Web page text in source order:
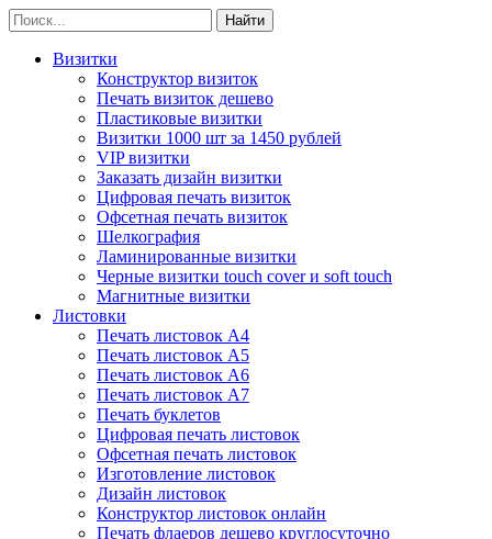
Визитки
Конструктор визиток
Печать визиток дешево
Пластиковые визитки
Визитки 1000 шт за 1450 рублей
VIP визитки
Заказать дизайн визитки
Цифровая печать визиток
Офсетная печать визиток
Шелкография
Ламинированные визитки
Черные визитки touch cover и soft touch
Магнитные визитки
Листовки
Печать листовок А4
Печать листовок А5
Печать листовок А6
Печать листовок А7
Печать буклетов
Цифровая печать листовок
Офсетная печать листовок
Изготовление листовок
Дизайн листовок
Конструктор листовок онлайн
Печать флаеров дешево круглосуточно